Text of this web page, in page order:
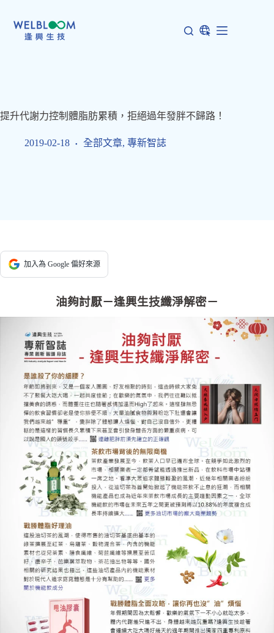
提升代謝力控制體脂肪累積，拒絕過年發胖不歸路！
2019-02-18 全部文章, 專新智誌
加入為 Google 偏好來源
油夠討厭－逢興生技纖淨解密－